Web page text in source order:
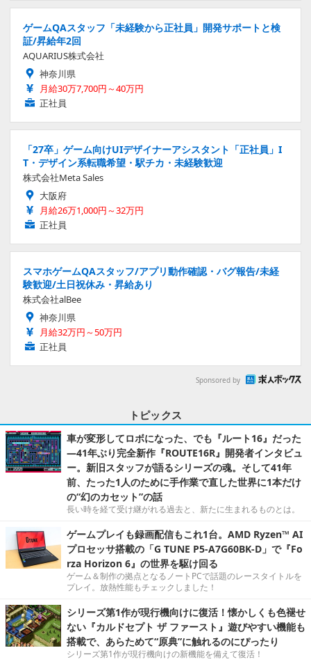
ゲームQAスタッフ「未経験から正社員」開発サポートと検
証/昇給年2回
AQUARIUS株式会社
神奈川県
月給30万7,700円～40万円
正社員
「27卒」ゲーム向けUIデザイナーアシスタント「正社員」I
T・デザイン系転職希望・駅チカ・未経験歓迎
株式会社Meta Sales
大阪府
月給26万1,000円～32万円
正社員
スマホゲームQAスタッフ/アプリ動作確認・バグ報告/未経
験歓迎/土日祝休み・昇給あり
株式会社alBee
神奈川県
月給32万円～50万円
正社員
Sponsored by
トピックス
車が変形してロボになった、でも『ルート16』だった
―41年ぶり完全新作『ROUTE16R』開発者インタビュ
ー。新旧スタッフが語るシリーズの魂。そして41年
前、たった1人のために手作業で直した世界に1本だけ
の“幻のカセット”の話
長い時を経て受け継がれる過去と、新たに生まれるものとは。
ゲームプレイも録画配信もこれ1台。AMD Ryzen™ AI
プロセッサ搭載の「G TUNE P5-A7G60BK-D」で『Fo
rza Horizon 6』の世界を駆け回る
ゲーム＆制作の拠点となるノートPCで話題のレースタイトルを
プレイ。放熱性能もチェックしました！
シリーズ第1作が現行機向けに復活！懐かしくも色褪せ
ない『カルドセプト ザ ファースト』遊びやすい機能も
搭載で、あらためて“原典”に触れるのにぴったり
シリーズ第1作が現行機向けの新機能を備えて復活！